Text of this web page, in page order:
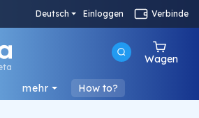
Deutsch Einloggen Verbinde
Wagen
mehr How to?